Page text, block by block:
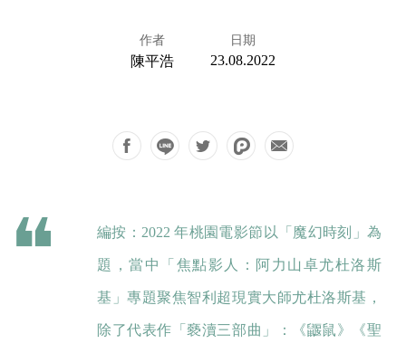
作者
陳平浩
日期
23.08.2022
編按：2022 年桃園電影節以「魔幻時刻」為
題，當中「焦點影人：阿力山卓尤杜洛斯
基」專題聚焦智利超現實大師尤杜洛斯基，
除了代表作「褻瀆三部曲」：《鼴鼠》《聖